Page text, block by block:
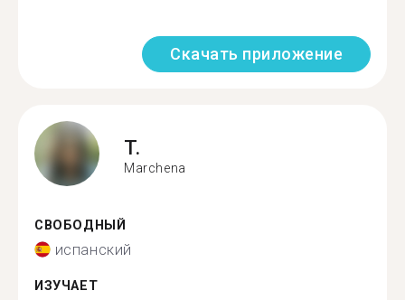
Скачать приложение
T.
Marchena
СВОБОДНЫЙ
испанский
ИЗУЧАЕТ